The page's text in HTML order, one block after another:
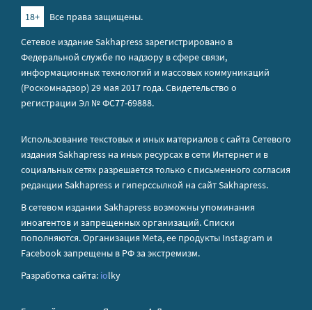
18+
Все права защищены.
Сетевое издание Sakhapress зарегистрировано в
Федеральной службе по надзору в сфере связи,
информационных технологий и массовых коммуникаций
(Роскомнадзор) 29 мая 2017 года. Свидетельство о
регистрации Эл № ФС77-69888.
Использование текстовых и иных материалов с сайта Сетевого
издания Sakhapress на иных ресурсах в сети Интернет и в
социальных сетях разрешается только с письменного согласия
редакции Sakhapress и гиперссылкой на сайт Sakhapress.
В сетевом издании Sakhapress возможны упоминания
иноагентов и запрещенных организаций. Списки
пополняются. Организация Metа, ее продукты Instagram и
Facebook запрещены в РФ за экстремизм.
Разработка сайта: iolky